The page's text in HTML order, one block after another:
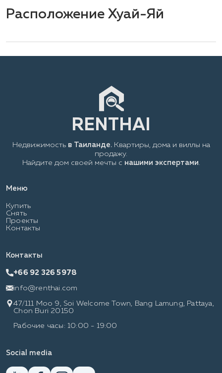
Расположение Хуай-Яй
Меню
Купить
Снять
Проекты
Контакты
Недвижимость в Таиланде.Квартиры, дома и виллы на
продажу.
Найдите дом своей мечты с нашими экспертами.
Контакты
+66 92 326 5978
info@renthai.com
47/111 Moo 9, Soi Welcome Town, Bang Lamung, Pattaya,
Chon Buri 20150
Рабочие часы: 10:00 - 19:00
Social media